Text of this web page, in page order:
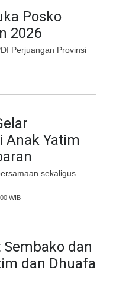
Posko
2026
Perjuangan Provinsi
Anak Yatim
sekaligus
WIB
dan
dan Dhuafa